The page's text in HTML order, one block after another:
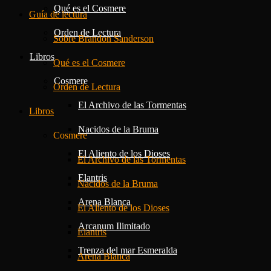
Qué es el Cosmere
Orden de Lectura
Libros
Cosmere
El Archivo de las Tormentas
Nacidos de la Bruma
El Aliento de los Dioses
Elantris
Arena Blanca
Arcanum Ilimitado
Trenza del mar Esmeralda
Guía de lectura
Sobre Brandon Sanderson
Qué es el Cosmere
Orden de Lectura
Libros
Cosmere
El Archivo de las Tormentas
Nacidos de la Bruma
El Aliento de los Dioses
Elantris
Arena Blanca